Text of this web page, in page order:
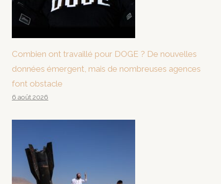
Combien ont travaillé pour DOGE ? De nouvelles
données émergent, mais de nombreuses agences
font obstacle
6 août 2026